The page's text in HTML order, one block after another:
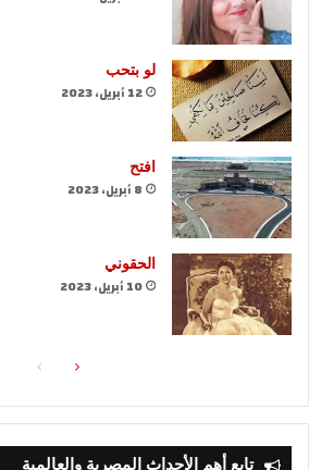
لو بتحب
12 أبريل، 2023
افتح
8 أبريل، 2023
الحقوني
10 أبريل، 2023
الصفحةالصفحة
تابع أهم الأحداث المصرية والعالمية